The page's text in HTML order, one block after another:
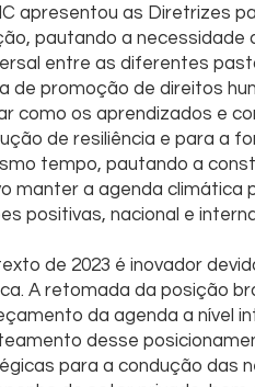
apresentou as Diretrizes
pautando a necessidade
entre as diferentes
de promoção de direitos
como os aprendizados e
de resiliência e para a
tempo, pautando a
manter a agenda climática
positivas, nacional e
de 2023 é inovador
A retomada da posição
da agenda a nível
desse
para a condução das